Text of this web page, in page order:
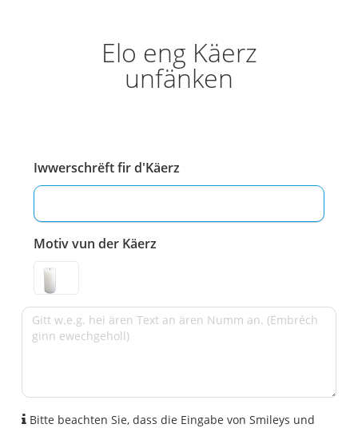
Elo eng Käerz
unfänken
Iwwerschrëft fir d'Käerz
Motiv vun der Käerz
Bitte beachten Sie, dass die Eingabe von Smileys und